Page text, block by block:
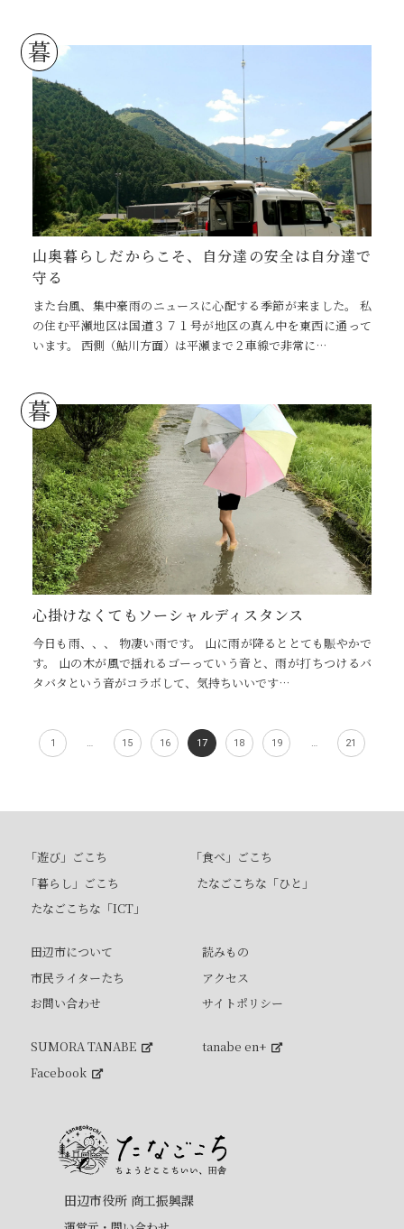
暮
山奥暮らしだからこそ、自分達の安全は自分達で
守る
また台風、集中豪雨のニュースに心配する季節が来ました。 私
の住む平瀬地区は国道３７１号が地区の真ん中を東西に通って
います。 西側（鮎川方面）は平瀬まで２車線で非常に…
暮
心掛けなくてもソーシャルディスタンス
今日も雨、、、 物凄い雨です。 山に雨が降るととても賑やかで
す。 山の木が風で揺れるゴーっていう音と、雨が打ちつけるバ
タバタという音がコラボして、気持ちいいです…
1 … 15 16 17 18 19 … 21
田辺市役所 商工振興課
「遊び」ごこち
「食べ」ごこち
「暮らし」ごこち
たなごこちな「ひと」
たなごこちな「ICT」
田辺市について
読みもの
市民ライターたち
アクセス
お問い合わせ
サイトポリシー
SUMORA TANABE
tanabe en+
Facebook